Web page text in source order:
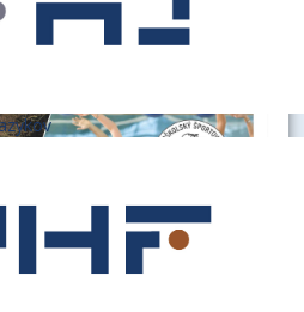
VŠK Ekonóm